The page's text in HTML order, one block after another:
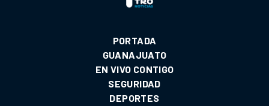
PORTADA
GUANAJUATO
EN VIVO CONTIGO
SEGURIDAD
DEPORTES